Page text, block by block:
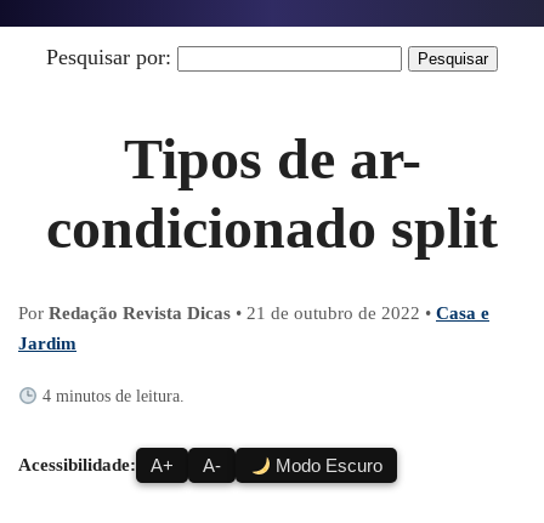
Pesquisar por:
Tipos de ar-
condicionado split
Por Redação Revista Dicas • 21 de outubro de 2022 • Casa e
Jardim
4 minutos de leitura.
Acessibilidade: A+ A- Modo Escuro